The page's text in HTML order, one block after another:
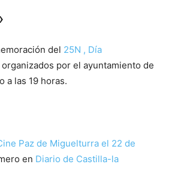
del 25N , Día
organizados por el ayuntamiento de
a las 19 horas.
Paz de Miguelturra el 22 de
en Diario de Castilla-la